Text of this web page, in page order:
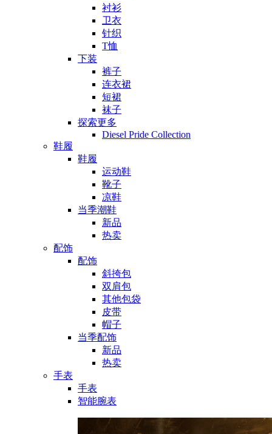
衬衫
卫衣
针织
T恤
下装
裤子
连衣裙
短裙
袜子
探索更多
Diesel Pride Collection
鞋履
鞋履
运动鞋
靴子
凉鞋
当季潮鞋
新品
热卖
配饰
配饰
斜挎包
双肩包
其他包袋
皮带
帽子
当季配饰
新品
热卖
手表
手表
智能腕表